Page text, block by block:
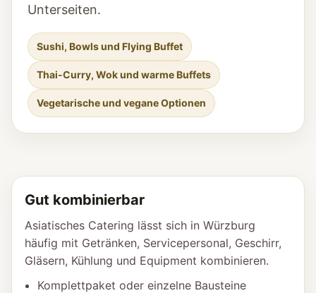
Unterseiten.
Sushi, Bowls und Flying Buffet
Thai-Curry, Wok und warme Buffets
Vegetarische und vegane Optionen
Gut kombinierbar
Asiatisches Catering lässt sich in Würzburg
häufig mit Getränken, Servicepersonal, Geschirr,
Gläsern, Kühlung und Equipment kombinieren.
Komplettpaket oder einzelne Bausteine